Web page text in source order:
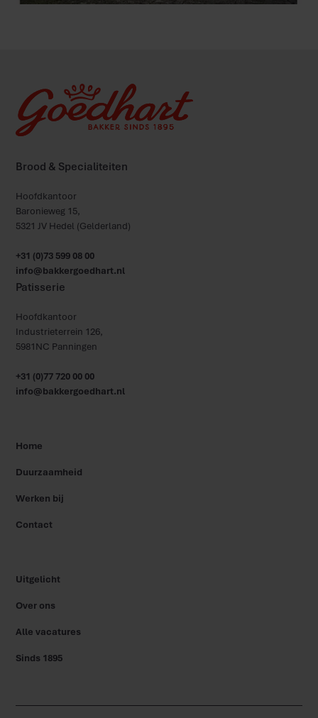
Brood & Specialiteiten
Hoofdkantoor
Baronieweg 15,
5321 JV Hedel (Gelderland)
+31 (0)73 599 08 00
info@bakkergoedhart.nl
Patisserie
Hoofdkantoor
Industrieterrein 126,
5981NC Panningen
+31 (0)77 720 00 00
info@bakkergoedhart.nl
Home
Duurzaamheid
Werken bij
Contact
Uitgelicht
Over ons
Alle vacatures
Sinds 1895